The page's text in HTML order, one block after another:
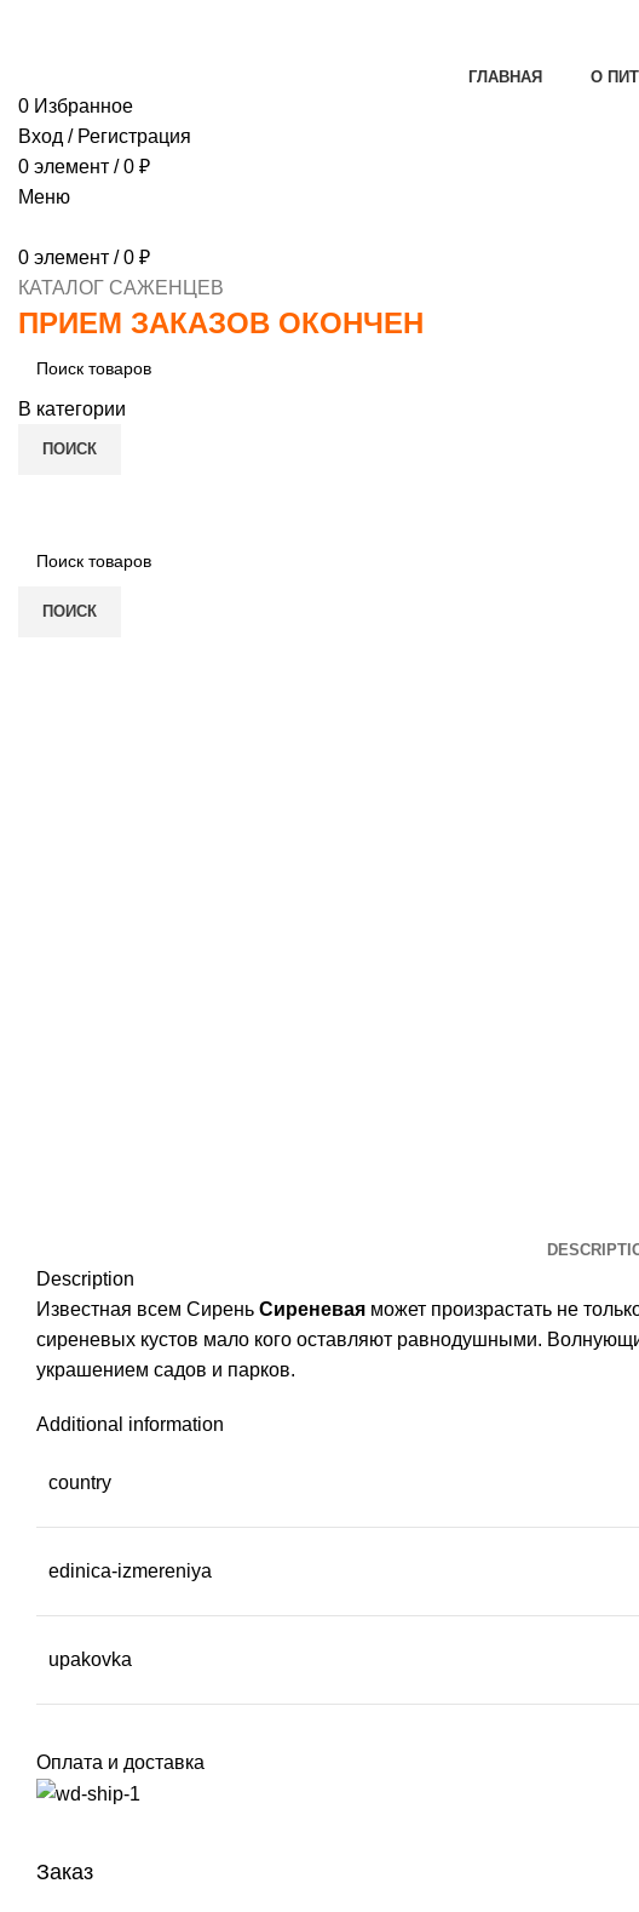
ГЛАВНАЯ О
0 Избранное
Вход / Регистрация
0 элемент / 0 ₽
Меню
0 элемент / 0 ₽
КАТАЛОГ САЖЕНЦЕВ
ПРИЕМ ЗАКАЗОВ ОКОНЧЕН
В категории
ПОИСК
ПОИСК
Description
Известная всем Сирень Сиреневая может произрастать не
сиреневых кустов мало кого оставляют равнодушными.
украшением садов и парков.
Additional information
country
edinica-izmereniya
upakovka
Оплата и доставка
Заказ